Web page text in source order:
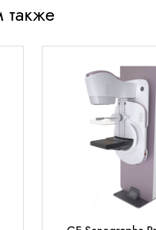
отделениях:
и интенсивной
состояния критических
реагирования.
также